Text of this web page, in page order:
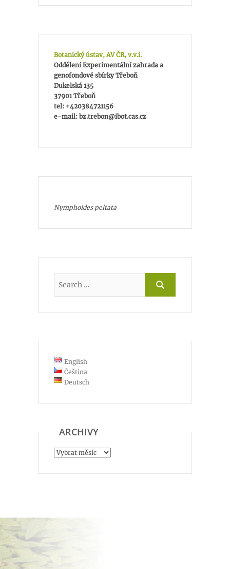
Botanický ústav, AV ČR, v.v.i.
Oddělení Experimentální zahrada a
genofondové sbírky Třeboň
Dukelská 135
37901 Třeboň
tel: +420384721156
e-mail: bz.trebon@ibot.cas.cz
Nymphoides peltata
English
Čeština
Deutsch
ARCHIVY
Archivy
Hortus Botanicus